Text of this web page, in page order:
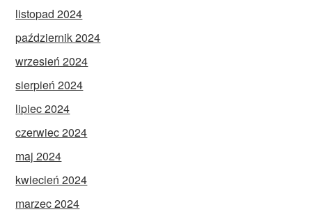
listopad 2024
październik 2024
wrzesień 2024
sierpień 2024
lipiec 2024
czerwiec 2024
maj 2024
kwiecień 2024
marzec 2024